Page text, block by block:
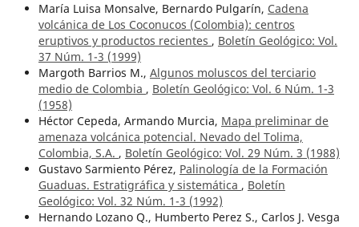
María Luisa Monsalve, Bernardo Pulgarín, Cadena
volcánica de Los Coconucos (Colombia): centros
eruptivos y productos recientes , Boletín Geológico: Vol.
37 Núm. 1-3 (1999)
Margoth Barrios M., Algunos moluscos del terciario
medio de Colombia , Boletín Geológico: Vol. 6 Núm. 1-3
(1958)
Héctor Cepeda, Armando Murcia, Mapa preliminar de
amenaza volcánica potencial. Nevado del Tolima,
Colombia, S.A. , Boletín Geológico: Vol. 29 Núm. 3 (1988)
Gustavo Sarmiento Pérez, Palinología de la Formación
Guaduas. Estratigráfica y sistemática , Boletín
Geológico: Vol. 32 Núm. 1-3 (1992)
Hernando Lozano Q., Humberto Perez S., Carlos J. Vesga